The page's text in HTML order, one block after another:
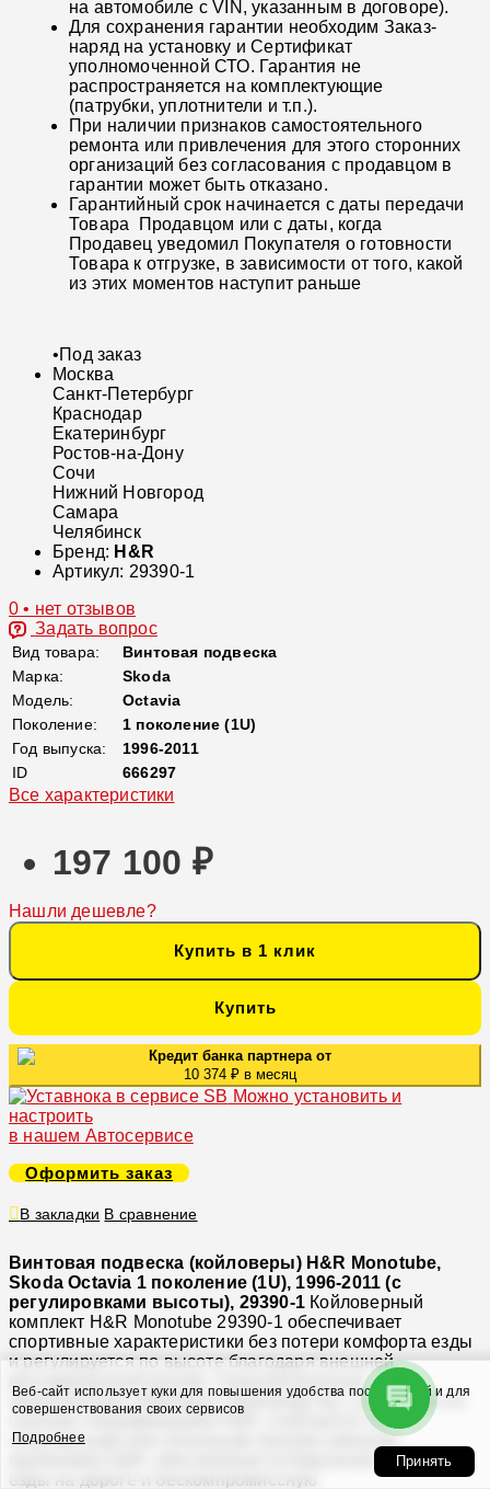
на автомобиле с VIN, указанным в договоре).
Для сохранения гарантии необходим Заказ-
наряд на установку и Сертификат
уполномоченной СТО. Гарантия не
распространяется на комплектующие
(патрубки, уплотнители и т.п.).
При наличии признаков самостоятельного
ремонта или привлечения для этого сторонних
организаций без согласования с продавцом в
гарантии может быть отказано.
Гарантийный срок начинается с даты передачи
Товара Продавцом или с даты, когда
Продавец уведомил Покупателя о готовности
Товара к отгрузке, в зависимости от того, какой
из этих моментов наступит раньше
•Под заказ
Москва
Санкт-Петербург
Краснодар
Екатеринбург
Ростов-на-Дону
Сочи
Нижний Новгород
Самара
Челябинск
Бренд: H&R
Артикул: 29390-1
0 • нет отзывов
Задать вопрос
Вид товара:
Винтовая подвеска
Марка:
Skoda
Модель:
Octavia
Поколение:
1 поколение (1U)
Год выпуска:
1996-2011
ID
666297
Все характеристики
197 100 ₽
Нашли дешевле?
Купить в 1 клик
Купить
Кредит банка партнера от
10 374 ₽ в месяц
Можно установить и
настроить
в нашем Автосервисе
Оформить заказ
В закладки В сравнение
Винтовая подвеска (койловеры) H&R Monotube,
Skoda Octavia 1 поколение (1U), 1996-2011 (с
регулировками высоты), 29390-1 Койловерный
комплект H&R Monotube 29390-1 обеспечивает
спортивные характеристики без потери комфорта езды
и регулируется по высоте благодаря внешней
регулировочной резьбе. Газонаполненные
амортизаторы немецкого производства, созданные по
строгим спецификациям H&R, сочетаются со
спортивными или гоночными прогрессивными
пружинами H&R, обеспечивая оптимальное качество
Веб-сайт использует куки для повышения удобства посетителей и для
совершенствования своих сервисов
Подробнее
Принять